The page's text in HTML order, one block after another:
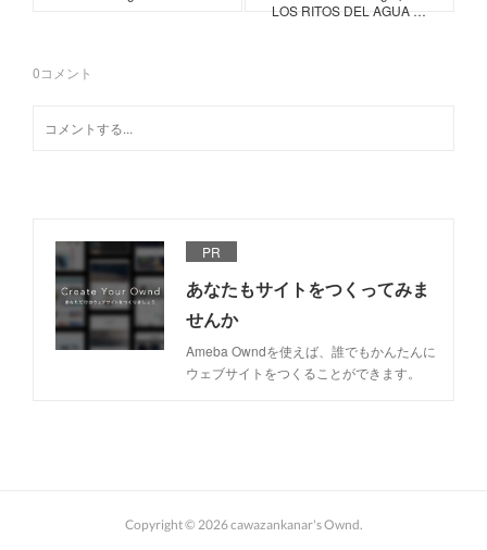
LOS RITOS DEL AGUA …
0コメント
PR
あなたもサイトをつくってみま
せんか
Ameba Owndを使えば、誰でもかんたんに
ウェブサイトをつくることができます。
Copyright © 2026cawazankanar's Ownd.